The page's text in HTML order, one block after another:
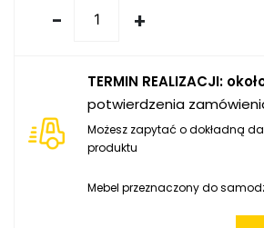
- +
TERMIN REALIZACJI:
potwierdzenia
Możesz zapytać o dokładną
produktu
Mebel przeznaczony do